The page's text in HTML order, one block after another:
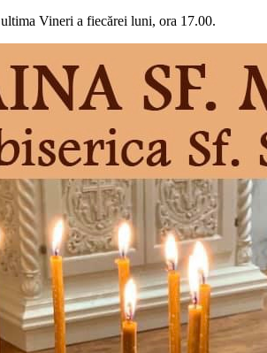
Vineri a fiecărei luni, ora 17.00.